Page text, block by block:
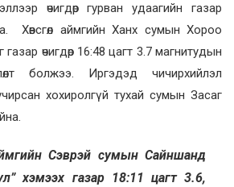
өчигдөр гурван удаагийн газар
Хөвсгөл аймгийн Ханх сумын Хороо
өчигдөр 16:48 цагт 3.7 магнитудын
болжээ. Иргэдэд чичирхийлэл
учирсан хохиролгүй тухай сумын Засаг
Сэврэй сумын Сайншанд
хэмээх газар 18:11 цагт 3.6,